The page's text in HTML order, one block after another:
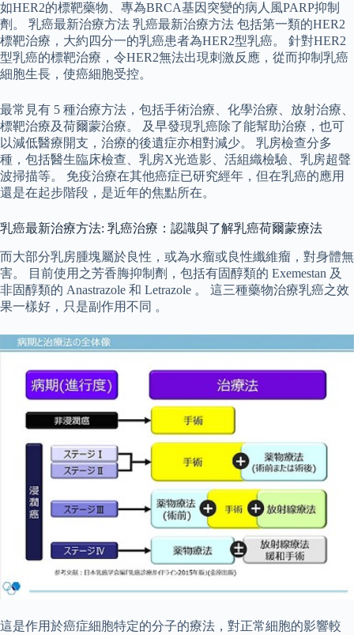
如HER2的標靶藥物、專為BRCA基因突變的病人風PARP抑制
劑。 乳癌最新治療方法 乳癌最新治療方法 包括第一類的HER2
標靶治療，大約四分一的乳癌患者為HER2型乳癌。 針對HER2
型乳癌的標靶治療，令HER2無法出現刺激反應，從而抑制乳癌
細胞生長，使癌細胞受控。
最常見有 5 種治療方法，包括手術治療、化學治療、放射治療、
標靶治療及荷爾蒙治療。 及早發現乳癌除了能幫助治療，也可
以減低醫療開支，治療的後遺症亦相對減少。 乳房檢查分多
種，包括醫生臨床檢查、乳房X光造影、活組織檢驗、乳房超聲
波掃描等。 免疫治療在其他癌症已研究經年，但在乳癌的應用
還是在起步階段，是近年的焦點所在。
乳癌最新治療方法: 乳癌治療：認識與了解乳癌荷爾蒙療法
而大部分乳房腫塊屬於良性，或為水瘤或良性纖維瘤，對身體無
害。 目前使用之芳香脢抑制劑，包括有固醇類的 Exemestan 及
非固醇類的 Anastrazole 和 Letrazole 。 這三種藥物治療乳癌之效
果一樣好，只是副作用不同 。
這是作用於癌症細胞特定的分子的療法，對正常細胞的影響較